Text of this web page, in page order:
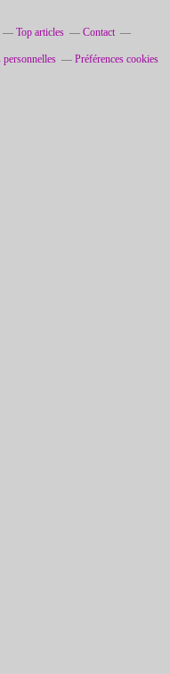
Top articles Contact
personnelles Préférences cookies